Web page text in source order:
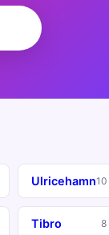
Ulricehamn
Tibro 8